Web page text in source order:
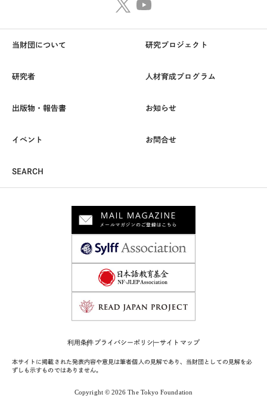
当財団について 研究プロジェクト
研究者 人材育成プログラム
出版物・報告書 お知らせ
イベント お問合せ
SEARCH
利用条件プライバシーポリシーサイトマップ
本サイトに掲載された発表内容や意見は筆者個人の見解であり、当財団としての見解を必
ずしも示すものではありません。
Copyright © 2026 The Tokyo Foundation